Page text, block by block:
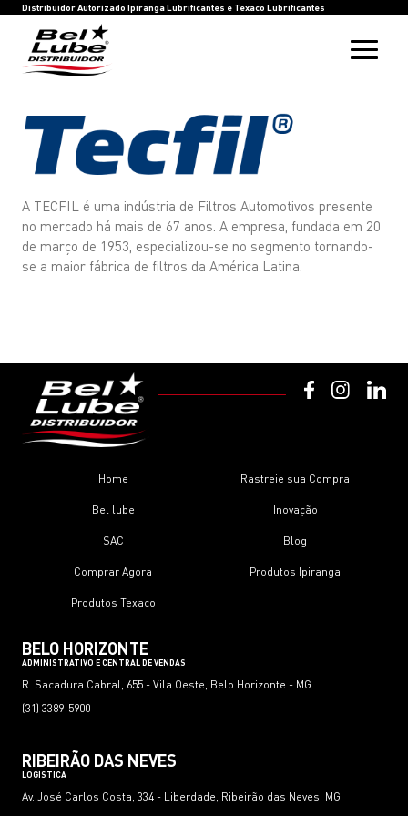
Distribuidor Autorizado Ipiranga Lubrificantes e Texaco Lubrificantes
HOME
BEL LUBE
BLOG
RASTREIE SUA COMPRA
INOVAÇÃO
SAC
IPIRANGA LUBRIFICANTES
TEXACO LUBRIFICANTES
A TECFIL é uma indústria de Filtros Automotivos presente
no mercado há mais de 67 anos. A empresa, fundada em 20
de março de 1953, especializou-se no segmento tornando-
se a maior fábrica de filtros da América Latina.
Home Rastreie sua Compra
Bel lube Inovação
SAC Blog
Comprar Agora Produtos Ipiranga
Produtos Texaco
BELO HORIZONTE
ADMINISTRATIVO E CENTRAL DE VENDAS
R. Sacadura Cabral, 655 - Vila Oeste, Belo Horizonte - MG
(31) 3389-5900
RIBEIRÃO DAS NEVES
LOGÍSTICA
Av. José Carlos Costa, 334 - Liberdade, Ribeirão das Neves, MG